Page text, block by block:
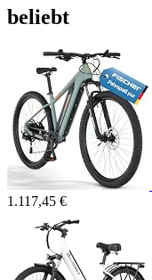
beliebt
1.117,45 €